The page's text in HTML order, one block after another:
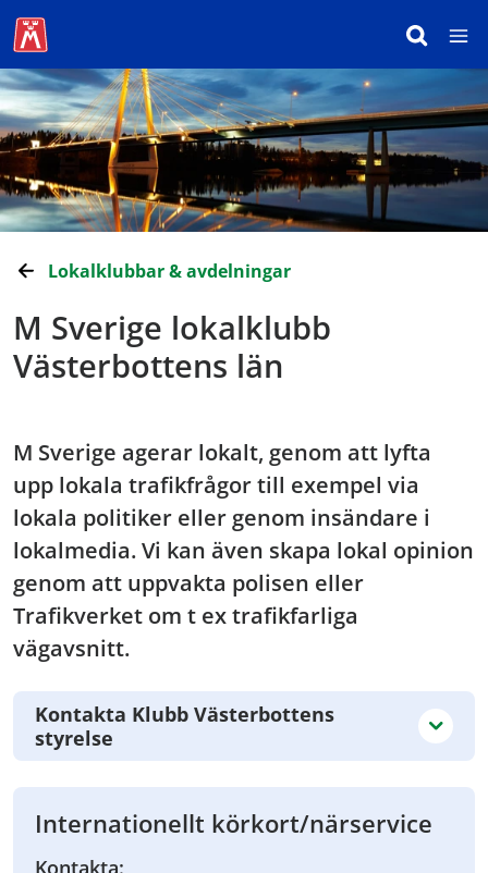
Lokalklubbar & avdelningar
M Sverige lokalklubb
Västerbottens län
M Sverige agerar lokalt, genom att lyfta
upp lokala trafikfrågor till exempel via
lokala politiker eller genom insändare i
lokalmedia. Vi kan även skapa lokal opinion
genom att uppvakta polisen eller
Trafikverket om t ex trafikfarliga
vägavsnitt.
Kontakta Klubb Västerbottens
styrelse
Internationellt körkort/närservice
Kontakta: